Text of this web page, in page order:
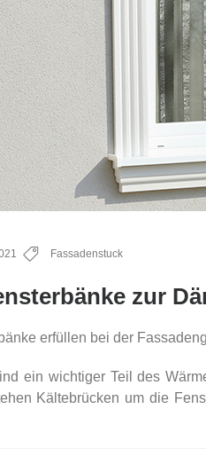
Fassadenstuck
zur
erfüllen bei der
ein wichtiger Teil des
Kältebrücken um die